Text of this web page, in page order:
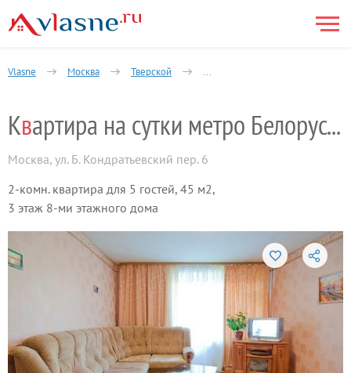
Vlasne Москва Тверской 641-й квартал Пресненского
Кв артира на сутки метро Белорусская
Москва, ул. Б. Кондратьевский пер. 6
2-комн. квартира для 5 гостей, 45 м2,
3 этаж 8-ми этажного дома